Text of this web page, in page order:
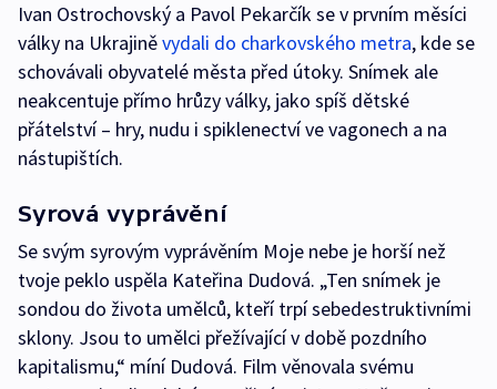
Ivan Ostrochovský a Pavol Pekarčík se v prvním měsíci
války na Ukrajiněvydali do charkovského metra, kde se
schovávali obyvatelé města před útoky. Snímek ale
neakcentuje přímo hrůzy války, jako spíš dětské
přátelství – hry, nudu i spiklenectví ve vagonech a na
nástupištích.
Syrová vyprávění
Se svým syrovým vyprávěním Moje nebe je horší než
tvoje peklo uspěla Kateřina Dudová. „Ten snímek je
sondou do života umělců, kteří trpí sebedestruktivními
sklony. Jsou to umělci přežívající v době pozdního
kapitalismu,“ míní Dudová. Film věnovala svému